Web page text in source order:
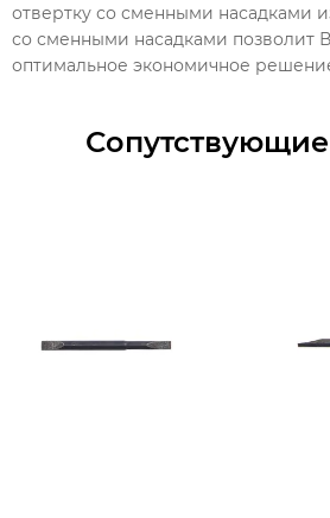
отвертку со сменными насадками
со сменными насадками позволит
оптимальное экономичное